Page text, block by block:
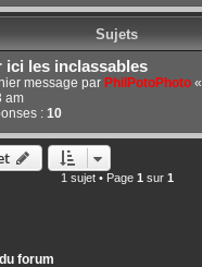
Sujets
ici les inclassables
message par PhilPotoPhoto«
am
: 10
1 sujet • Page 1 sur 1
forum